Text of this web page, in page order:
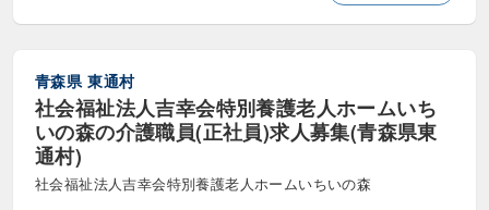
入居者生活介護
小規模多機能型居宅介護（看多機）
有料老人ホーム
特別養護老人ホーム（特養）
青森県 東通村
社会福祉法人吉幸会特別養護老人ホームいち
いの森の介護職員(正社員)求人募集(青森県東
通村)
社会福祉法人吉幸会特別養護老人ホームいちいの森